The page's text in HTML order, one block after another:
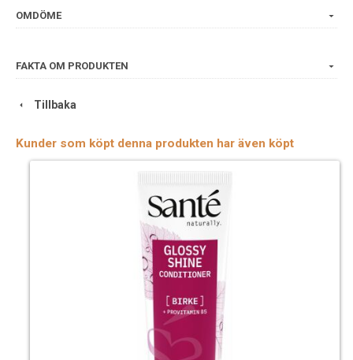
OMDÖME
FAKTA OM PRODUKTEN
Tillbaka
Kunder som köpt denna produkten har även köpt